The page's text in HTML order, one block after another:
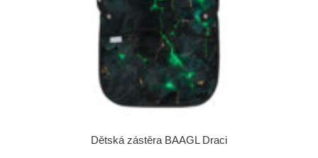
Dětská zástěra BAAGL Draci